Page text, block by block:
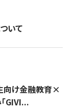
いて
向け金融教育×
GIVI...